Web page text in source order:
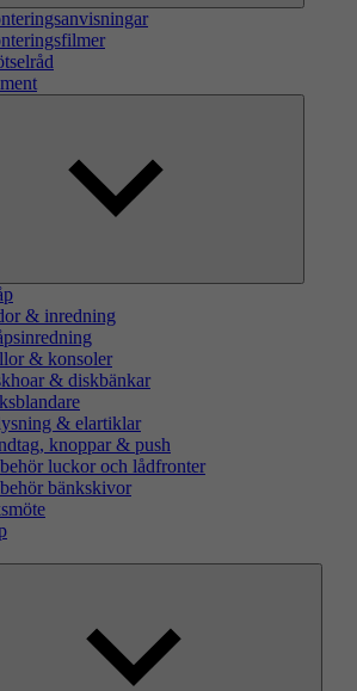
& inredning
& konsoler
& diskbänkar
& elartiklar
knoppar & push
luckor och lådfronter
bänkskivor